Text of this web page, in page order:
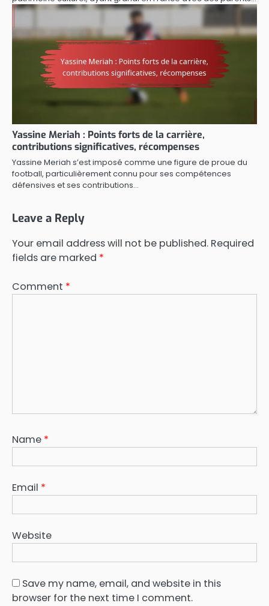
Yassine Meriah : Points forts de la carrière,
contributions significatives, récompenses
Yassine Meriah s’est imposé comme une figure de proue du
football, particulièrement connu pour ses compétences
défensives et ses contributions…
Leave a Reply
Your email address will not be published. Required
fields are marked *
Comment *
Name *
Email *
Website
Save my name, email, and website in this
browser for the next time I comment.